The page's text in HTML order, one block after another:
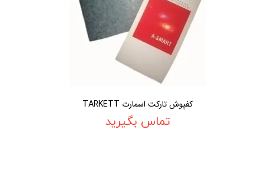
کفپوش تارکت اسمارت TARKETT
تماس بگیرید